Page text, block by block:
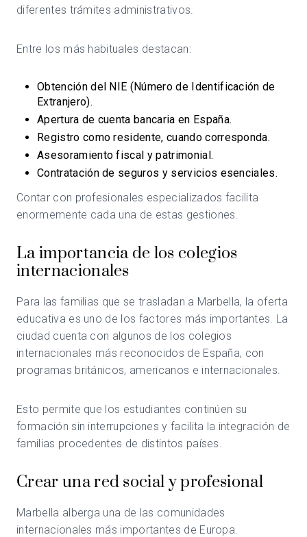
diferentes trámites administrativos.
Entre los más habituales destacan:
Obtención del NIE (Número de Identificación de
Extranjero).
Apertura de cuenta bancaria en España.
Registro como residente, cuando corresponda.
Asesoramiento fiscal y patrimonial.
Contratación de seguros y servicios esenciales.
Contar con profesionales especializados facilita
enormemente cada una de estas gestiones.
La importancia de los colegios
internacionales
Para las familias que se trasladan a Marbella, la oferta
educativa es uno de los factores más importantes. La
ciudad cuenta con algunos de los colegios
internacionales más reconocidos de España, con
programas británicos, americanos e internacionales.
Esto permite que los estudiantes continúen su
formación sin interrupciones y facilita la integración de
familias procedentes de distintos países.
Crear una red social y profesional
Marbella alberga una de las comunidades
internacionales más importantes de Europa.